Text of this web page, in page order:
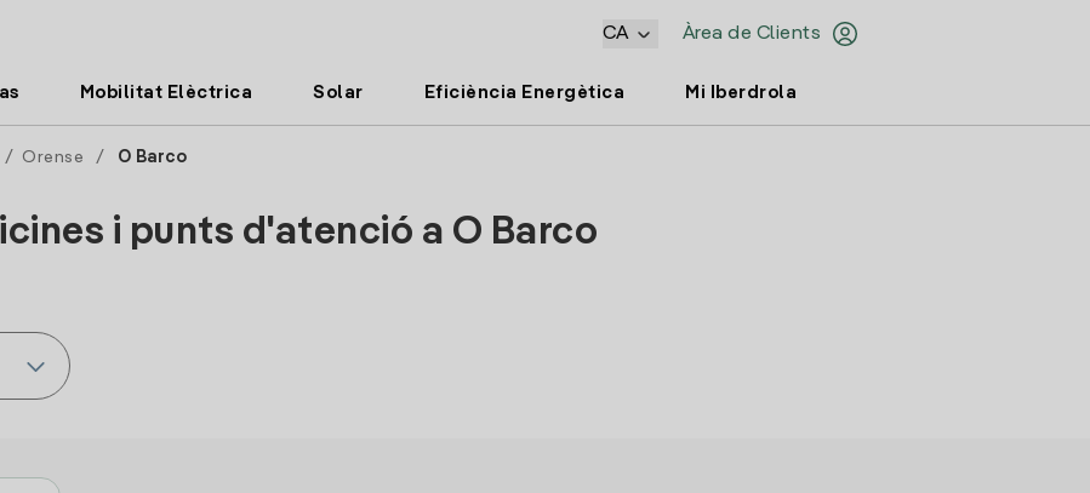
Àrea de Clients
CA
Mobilitat Elèctrica Solar Eficiència Energètica Mi Iberdrola
/ Orense / O Barco
i punts d'atenció a O Barco